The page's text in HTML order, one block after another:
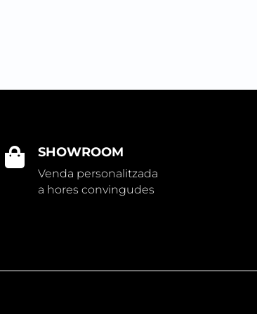
 SHOWROOM
Venda personalitzada
a hores convingudes